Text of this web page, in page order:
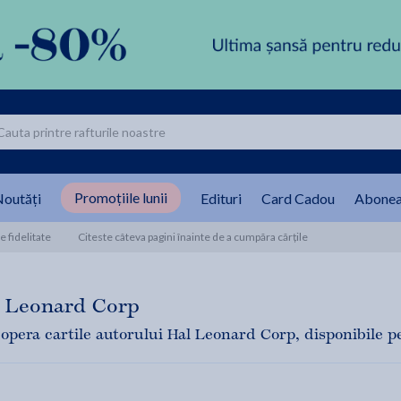
Promoțiile lunii Edituri Card Cadou
fidelitate Citeste câteva pagini înainte de a cumpăra cărțile
Leonard Corp
cartile autorului Hal Leonard Corp, disponibile